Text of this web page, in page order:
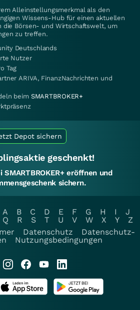
Alleinstellungsmerkmal als den
Wissens-Hub für einen aktuellen
die Börsen- und Wirtschaftswelt, um
zu treffen.
Deutschlands
Nutzer
Tag
ARIVA, FinanzNachrichten und
beim SMARTBROKER+
Depot sichern
geschenkt!
eröffnen und
sichern.
A B C D E F G H I
J
Q R S T U V W X Y
Z
Datenschutz
Datenschutz-
Nutzungsbedingungen